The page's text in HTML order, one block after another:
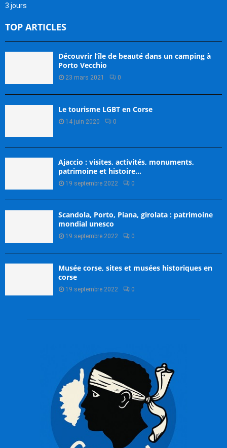
3 jours
TOP ARTICLES
Découvrir l’île de beauté dans un camping à
Porto Vecchio
23 mars 2021 0
Le tourisme LGBT en Corse
14 juin 2020 0
Ajaccio : visites, activités, monuments,
patrimoine et histoire…
19 septembre 2022 0
Scandola, Porto, Piana, girolata : patrimoine
mondial unesco
19 septembre 2022 0
Musée corse, sites et musées historiques en
corse
19 septembre 2022 0